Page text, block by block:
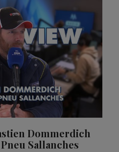
Dommerdich
Sallanches